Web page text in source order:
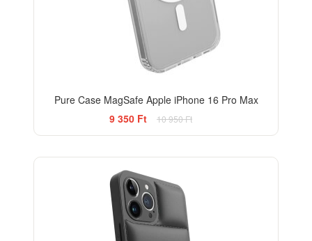
Pure Case MagSafe Apple iPhone 16 Pro Max
9 350 Ft
10 950 Ft